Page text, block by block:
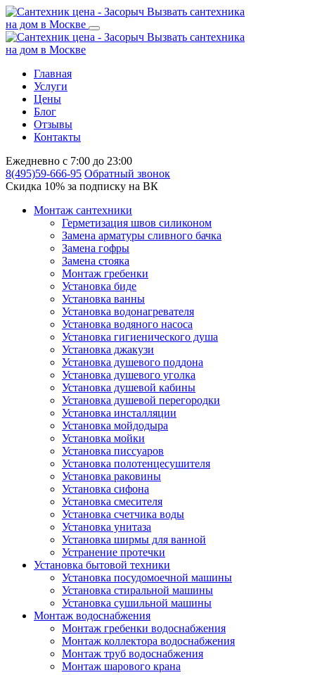
Вызвать сантехника
на дом в Москве
Вызвать сантехника
на дом в Москве
Главная
Услуги
Цены
Блог
Отзывы
Контакты
Ежедневно с 7:00 до 23:00
8(495)59-666-95 Обратный звонок
Скидка 10% за подписку на ВК
Монтаж сантехники
Герметизация швов силиконом
Замена арматуры сливного бачка
Замена гофры
Замена стояка
Монтаж гребенки
Установка биде
Установка ванны
Установка водонагревателя
Установка водяного насоса
Установка гигиенического душа
Установка джакузи
Установка душевого поддона
Установка душевого уголка
Установка душевой кабины
Установка душевой перегородки
Установка инсталляции
Установка мойдодыра
Установка мойки
Установка писсуаров
Установка полотенцесушителя
Установка раковины
Установка сифона
Установка смесителя
Установка счетчика воды
Установка унитаза
Установка ширмы для ванной
Устранение протечки
Установка бытовой техники
Установка посудомоечной машины
Установка стиральной машины
Установка сушильной машины
Монтаж водоснабжения
Монтаж гребенки водоснабжения
Монтаж коллектора водоснабжения
Монтаж труб водоснабжения
Монтаж шарового крана